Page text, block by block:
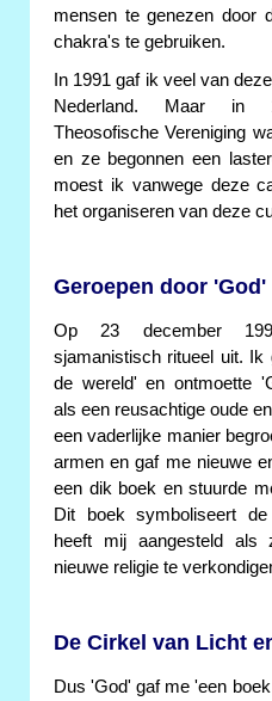
mensen te genezen door
chakra's te gebruiken.
In 1991 gaf ik veel van
Nederland. Maar in
Theosofische Vereniging
en ze begonnen een
moest ik vanwege deze
het organiseren van deze
Geroepen door 'God'
Op 23 december
sjamanistisch ritueel uit.
de wereld' en ontmoette
als een reusachtige oude
een vaderlijke manier
armen en gaf me nieuwe
een dik boek en stuurde
Dit boek symboliseert
heeft mij aangesteld als
nieuwe religie te
De Cirkel van Licht
Dus 'God' gaf me 'een